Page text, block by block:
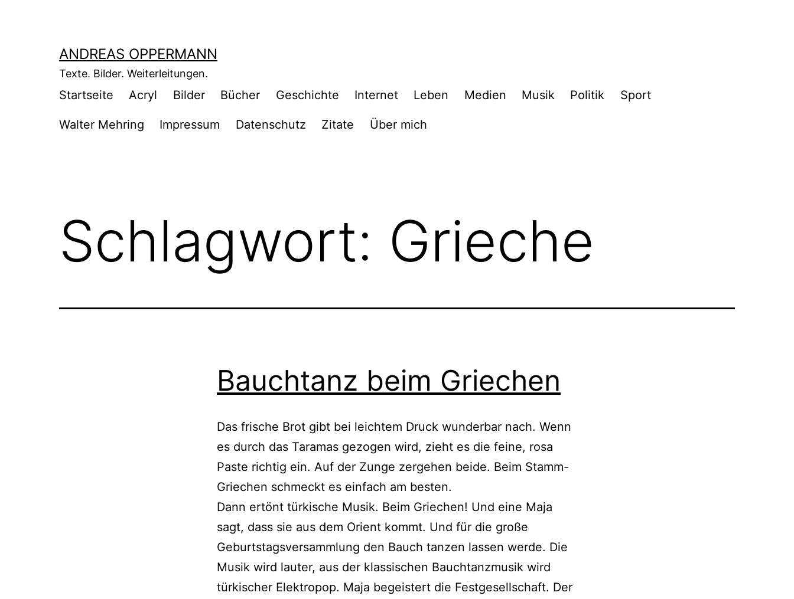
ANDREAS OPPERMANN
Texte. Bilder. Weiterleitungen.
Startseite Acryl Bilder Bücher Geschichte Internet Leben Medien Musik Politik Sport
Walter Mehring Impressum Datenschutz Zitate Über mich
Schlagwort: Grieche
Bauchtanz beim Griechen
Das frische Brot gibt bei leichtem Druck wunderbar nach. Wenn
es durch das Taramas gezogen wird, zieht es die feine, rosa
Paste richtig ein. Auf der Zunge zergehen beide. Beim Stamm-
Griechen schmeckt es einfach am besten.
Dann ertönt türkische Musik. Beim Griechen! Und eine Maja
sagt, dass sie aus dem Orient kommt. Und für die große
Geburtstagsversammlung den Bauch tanzen lassen werde. Die
Musik wird lauter, aus der klassischen Bauchtanzmusik wird
türkischer Elektropop. Maja begeistert die Festgesellschaft. Der